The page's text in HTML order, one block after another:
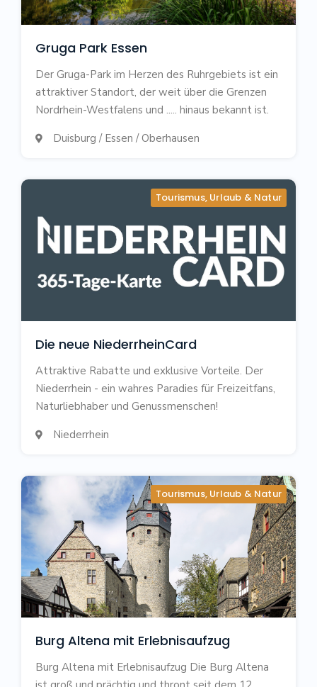
Gruga Park Essen
Der Gruga-Park im Herzen des Ruhrgebiets ist ein
attraktiver Standort, der weit über die Grenzen
Nordrhein-Westfalens und ..... hinaus bekannt ist.
 Duisburg / Essen / Oberhausen
Tourismus, Urlaub & Natur
Die neue NiederrheinCard
Attraktive Rabatte und exklusive Vorteile. Der
Niederrhein - ein wahres Paradies für Freizeitfans,
Naturliebhaber und Genussmenschen!
 Niederrhein
Tourismus, Urlaub & Natur
Burg Altena mit Erlebnisaufzug
Burg Altena mit Erlebnisaufzug Die Burg Altena